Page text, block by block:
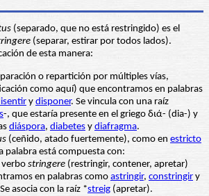
(separado, que no está restringido) es el
(separar, estirar por todos lados).
de esta manera:
o repartición por múltiples vías,
como aquí) que encontramos en palabras
y disponer. Se vincula con una raíz
-, que estaría presente en el griego διά- (dia-) y
diáspora, diabetes y diafragma.
(ceñido, atado fuertemente), como en estricto
palabra está compuesta con:
verbo stringere (restringir, contener, apretar)
en palabras como astringir, constringir y
asocia con la raíz *streig (apretar).